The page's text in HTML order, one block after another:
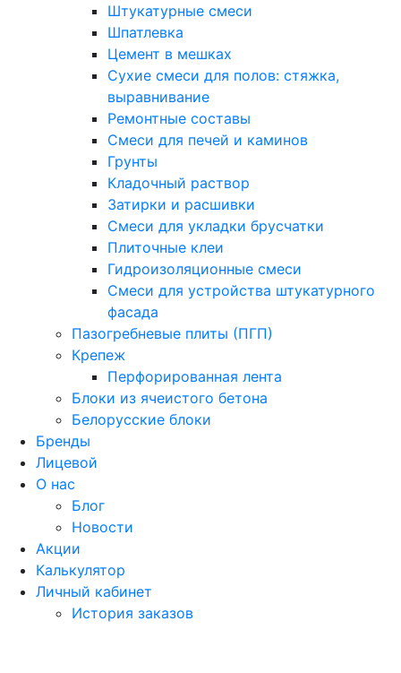
Штукатурные смеси
Шпатлевка
Цемент в мешках
Сухие смеси для полов: стяжка,
выравнивание
Ремонтные составы
Смеси для печей и каминов
Грунты
Кладочный раствор
Затирки и расшивки
Смеси для укладки брусчатки
Плиточные клеи
Гидроизоляционные смеси
Смеси для устройства штукатурного
фасада
Пазогребневые плиты (ПГП)
Крепеж
Перфорированная лента
Блоки из ячеистого бетона
Белорусские блоки
Бренды
Лицевой
О нас
Блог
Новости
Акции
Калькулятор
Личный кабинет
История заказов